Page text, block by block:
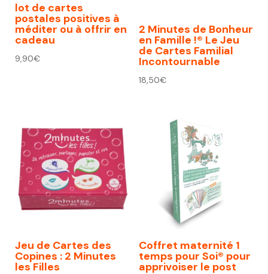
lot de cartes
postales positives à
méditer ou à offrir en
cadeau
9,90€
2 Minutes de Bonheur
en Famille !® Le Jeu
de Cartes Familial
Incontournable
18,50€
Jeu de Cartes des
Copines : 2 Minutes
les Filles
Coffret maternité 1
temps pour Soi® pour
apprivoiser le post